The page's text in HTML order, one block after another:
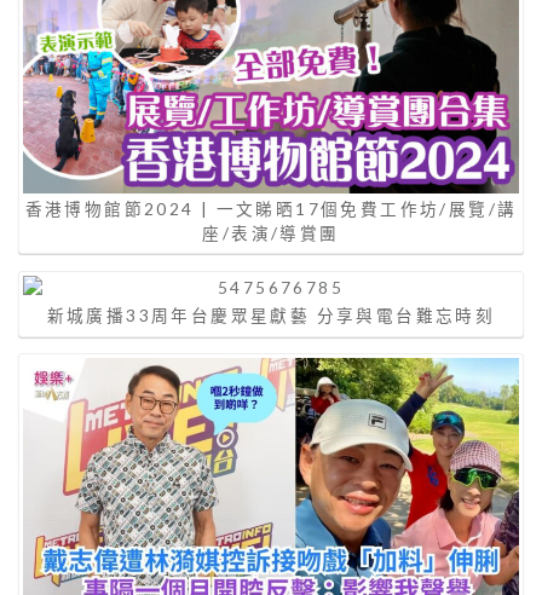
香港博物館節2024 | 一文睇晒17個免費工作坊/展覽/講
座/表演/導賞團
新城廣播33周年台慶眾星獻藝 分享與電台難忘時刻